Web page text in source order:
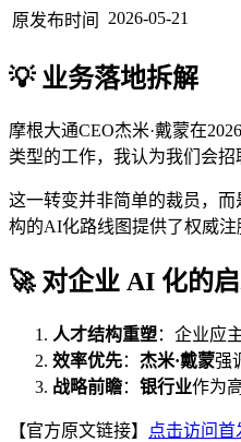
原发布时间
2026-05-21
💡 业务落地拆解
摩根大通CEO杰米·戴蒙在
类型的工作，我认为我们会
这一转变并非简单的裁员，而
构的AI化路线图提供了权威注
🚀 对企业 AI 化的
人才结构重塑：企业应
效率优先： 杰米·戴蒙强
战略前瞻： 银行业作为
【官方原文链接】 点击访问首